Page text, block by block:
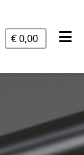
€ 0,00